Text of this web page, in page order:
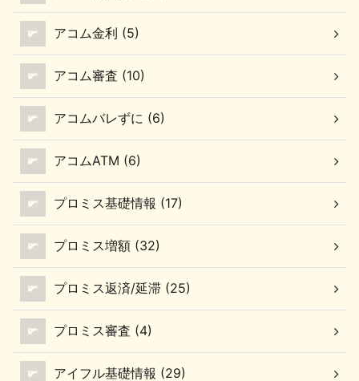
アコム金利 (5)
アコム審査 (10)
アコムバレずに (6)
アコムATM (6)
プロミス基礎情報 (17)
プロミス増額 (32)
プロミス返済/延滞 (25)
プロミス審査 (4)
アイフル基礎情報 (29)